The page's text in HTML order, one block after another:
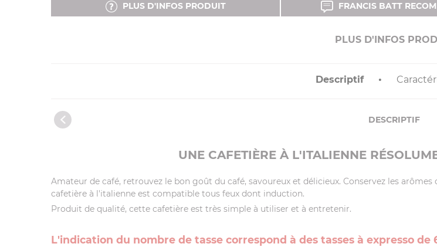
PLUS D'INFOS PRODUIT FRANCIS BATT
PLUS D'INFOS
Descriptif
DESCRIPTIF
UNE CAFETIÈRE À L'ITALIENNE
Amateur de café, retrouvez le bon goût du café, savoureux et délicieux. Conservez les
cafetière à l'italienne est compatible tous feux dont induction.
Produit de qualité, cette cafetière est très simple à utiliser et à entretenir.
L'indication du nombre de tasse correspond à des tasses à expresso de